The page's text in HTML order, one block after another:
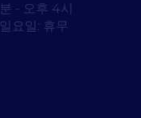
분 - 오후 4시
일요일: 휴무